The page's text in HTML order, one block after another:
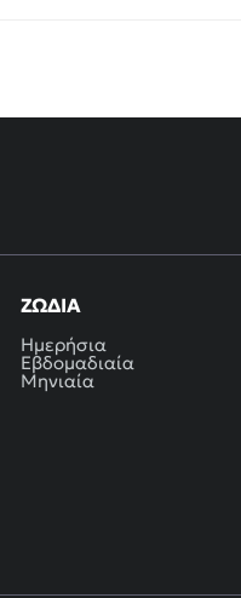
ΖΏΔΙΑ
Ημερήσια
Εβδομαδιαία
Μηνιαία